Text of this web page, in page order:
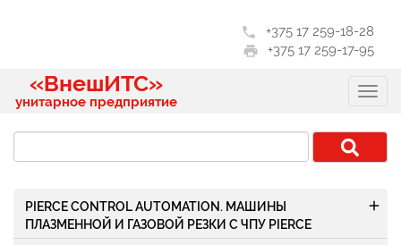
phone
+375 17 259-18-28
print
+375 17 259-17-95
«ВнешИТС»
унитарное предприятие
PIERCE CONTROL AUTOMATION. МАШИНЫ
ПЛАЗМЕННОЙ И ГАЗОВОЙ РЕЗКИ С ЧПУ PIERCE
add